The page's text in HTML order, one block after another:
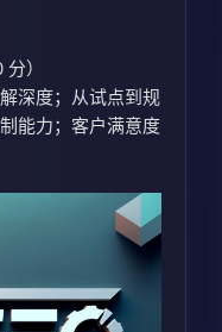
）
深度；从试点到规
能力；客户满意度